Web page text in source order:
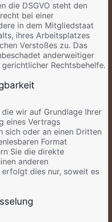
die DSGVO steht den
bei einer
in dem Mitgliedstaat
ihres Arbeitsplatzes
Verstoßes zu. Das
anderweitiger
Rechtsbehelfe.
wir auf Grundlage Ihrer
eines Vertrags
sich oder an einen Dritten
Format
Sie die direkte
anderen
dies nur, soweit es